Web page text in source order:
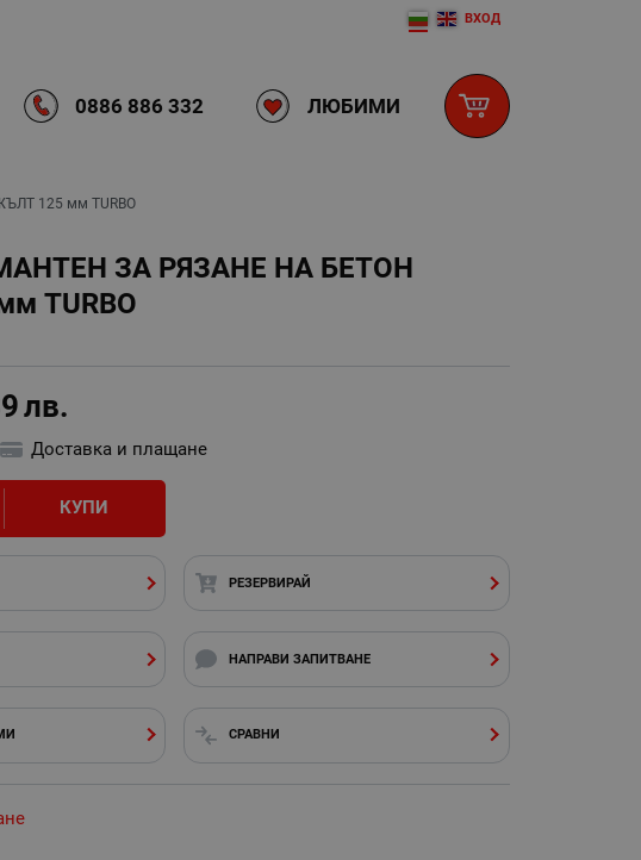
ВХОД
0886 886 332 ЛЮБИМИ
125 мм TURBO
ЗА РЯЗАНЕ НА БЕТОН
TURBO
лв.
Доставка и плащане
КУПИ
РЕЗЕРВИРАЙ
НАПРАВИ ЗАПИТВАНЕ
СРАВНИ